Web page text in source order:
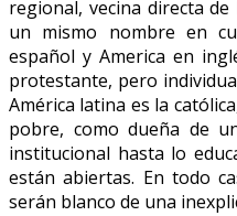
regional, vecina directa
un mismo nombre en
español y America en
protestante, pero
América latina es la
pobre, como dueña de
institucional hasta lo
están abiertas. En todo
serán blanco de una